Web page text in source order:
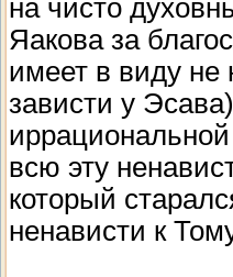
на чисто
Яакова за
имеет в виду не
зависти у
всю эту
который
ненависти к